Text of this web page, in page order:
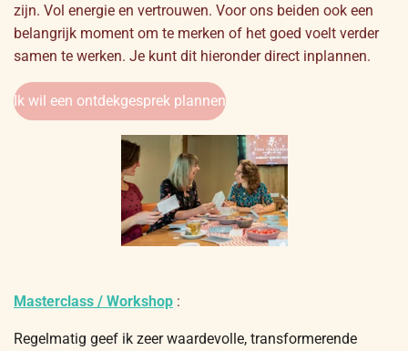
zijn. Vol energie en vertrouwen. Voor ons beiden ook een
belangrijk moment om te merken of het goed voelt verder
samen te werken. Je kunt dit hieronder direct inplannen.
Ik wil een ontdekgesprek plannen
Masterclass / Workshop :
Regelmatig geef ik zeer waardevolle, transformerende